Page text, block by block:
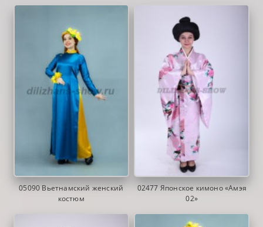
05090 Вьетнамский женский
костюм
02477 Японское кимоно «Амэя
02»